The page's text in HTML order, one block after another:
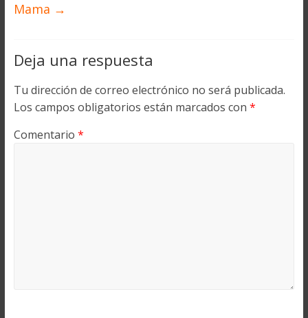
Mama →
Deja una respuesta
Tu dirección de correo electrónico no será publicada.
Los campos obligatorios están marcados con *
Comentario *